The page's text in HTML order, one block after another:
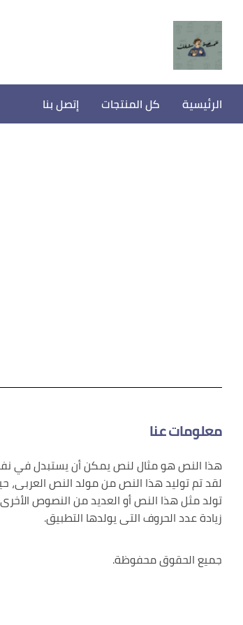
الرئيسية كل المنتجات إتصل بنا
معلومات عنا
هذا النص هو مثال لنص يمكن أن يستبدل في
لقد تم توليد هذا النص من مولد النص العربى،
تولد مثل هذا النص أو العديد من النصوص
زيادة عدد الحروف التى يولدها التطبيق.
جميع الحقوق محفوظة.